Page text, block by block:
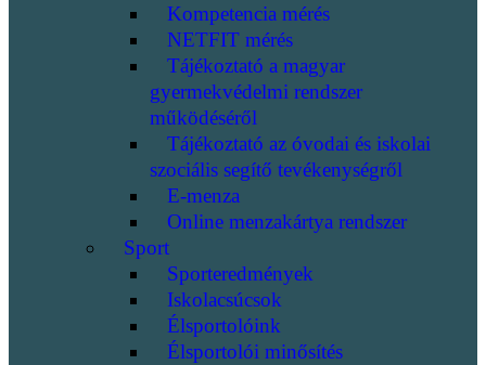
Kompetencia mérés
NETFIT mérés
Tájékoztató a magyar
gyermekvédelmi rendszer
működéséről
Tájékoztató az óvodai és iskolai
szociális segítő tevékenységről
E-menza
Online menzakártya rendszer
Sport
Sporteredmények
Iskolacsúcsok
Élsportolóink
Élsportolói minősítés